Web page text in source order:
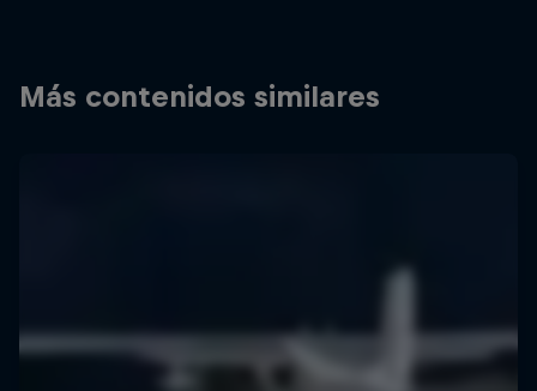
Más contenidos similares